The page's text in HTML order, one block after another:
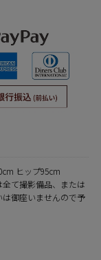
ヒップ95cm
て撮影備品、または
御座いませんので予